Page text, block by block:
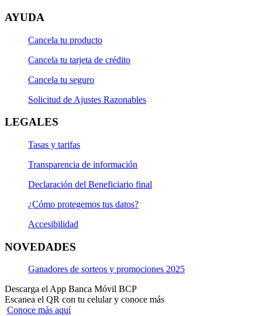
AYUDA
Cancela tu producto
Cancela tu tarjeta de crédito
Cancela tu seguro
Solicitud de Ajustes Razonables
LEGALES
Tasas y tarifas
Transparencia de información
Declaración del Beneficiario final
¿Cómo protegemos tus datos?
Accesibilidad
NOVEDADES
Ganadores de sorteos y promociones 2025
Descarga el App Banca Móvil BCP
Escanea el QR con tu celular y conoce más
Conoce más aquí